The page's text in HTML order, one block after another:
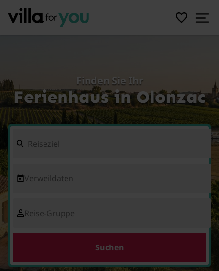
Finden Sie Ihr
Ferienhaus in Olonzac
Verweildaten
Reise-Gruppe
Suchen